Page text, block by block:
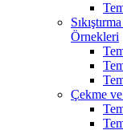
Örnekleri
Çekme